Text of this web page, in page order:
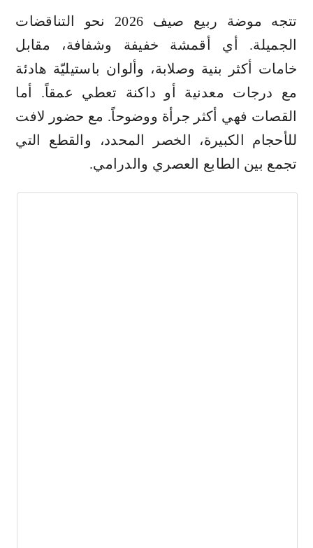
تتجه موضة ربيع صيف 2026 نحو التناقضات
الجميلة. أي أقمشة خفيفة وشفافة، مقابل
خامات أكثر بنية وصلابة، وألوان باستيليّة هادئة
مع درجات معدنية أو داكنة تعطي عمقاً. أما
القصات فهي أكثر جرأة ووضوحاً. مع حضور لافت
للأحجام الكبيرة، الخصر المحدد، والقطع التي
تجمع بين الطابع العصري والدرامي.